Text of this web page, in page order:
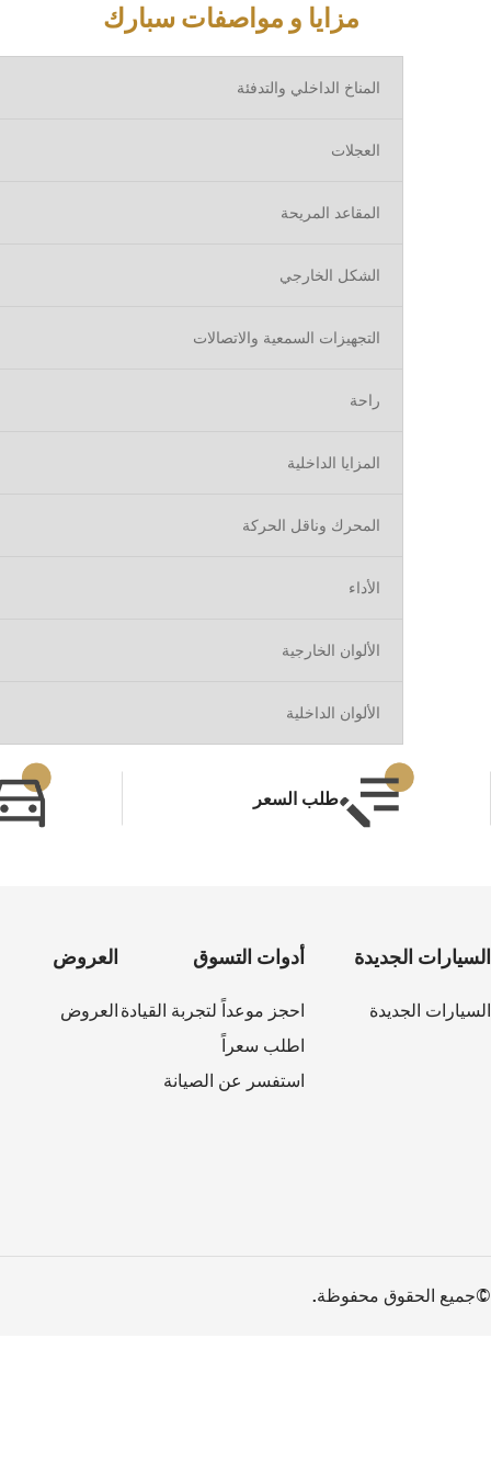
مزايا و مواصفات سبارك
المناخ الداخلي والتدفئة
العجلات
المقاعد المريحة
الشكل الخارجي
التجهيزات السمعية والاتصالات
راحة
المزايا الداخلية
المحرك وناقل الحركة
الأداء
الألوان الخارجية
الألوان الداخلية
طلب السعر
السيارات الجديدة
السيارات الجديدة
أدوات التسوق
احجز موعداً لتجربة القيادة
اطلب سعراً
استفسر عن الصيانة
العروض
العروض
©جميع الحقوق محفوظة.